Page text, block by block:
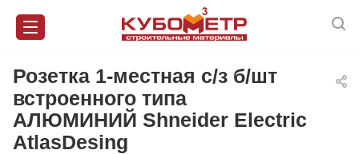
Розетка 1-местная с/з б/шт
встроенного типа
АЛЮМИНИЙ Shneider Electric
AtlasDesing